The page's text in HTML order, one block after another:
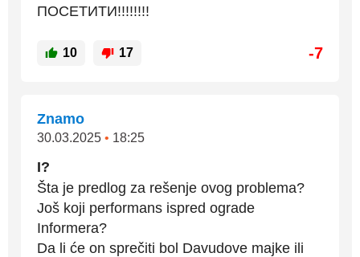
ПОСЕТИТИ!!!!!!!!
10 17 -7
Znamo
30.03.2025 • 18:25
I?
Šta je predlog za rešenje ovog problema?
Još koji performans ispred ograde
Informera?
Da li će on sprečiti bol Davudove majke ili